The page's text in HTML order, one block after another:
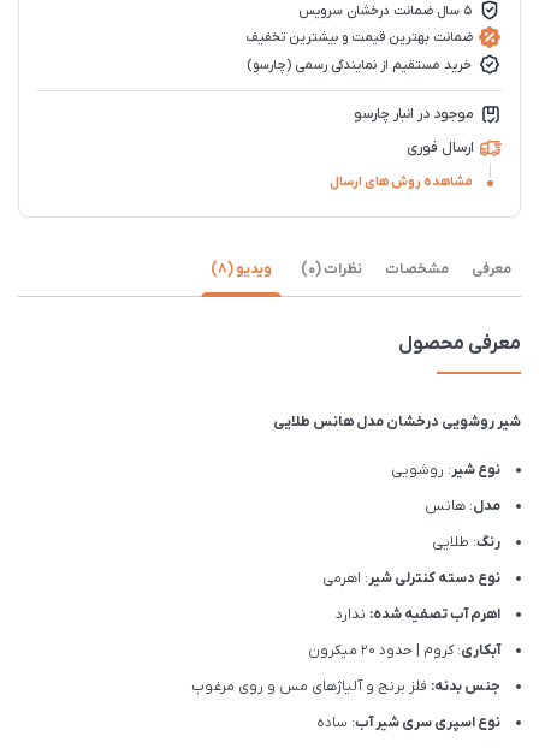
5 سال ضمانت درخشان سرویس
ضمانت بهترین قیمت و بیشترین تخفیف
خرید مستقیم از نمایندگی رسمی (چارسو)
موجود در انبار چارسو
ارسال فوری
مشاهده روش های ارسال
معرفی مشخصات نظرات (0) ویدیو (8)
معرفی محصول
شیر روشویی درخشان مدل هانس طلایی
نوع شیر: روشویی
مدل: هانس
رنگ: طلایی
نوع دسته کنترلی شیر: اهرمی
اهرم آب تصفیه شده: ندارد
آبکاری: کروم | حدود 20 میکرون
جنس بدنه: فلز برنج و آلیاژهای مس و روی مرغوب
نوع اسپری سری شیر آب: ساده